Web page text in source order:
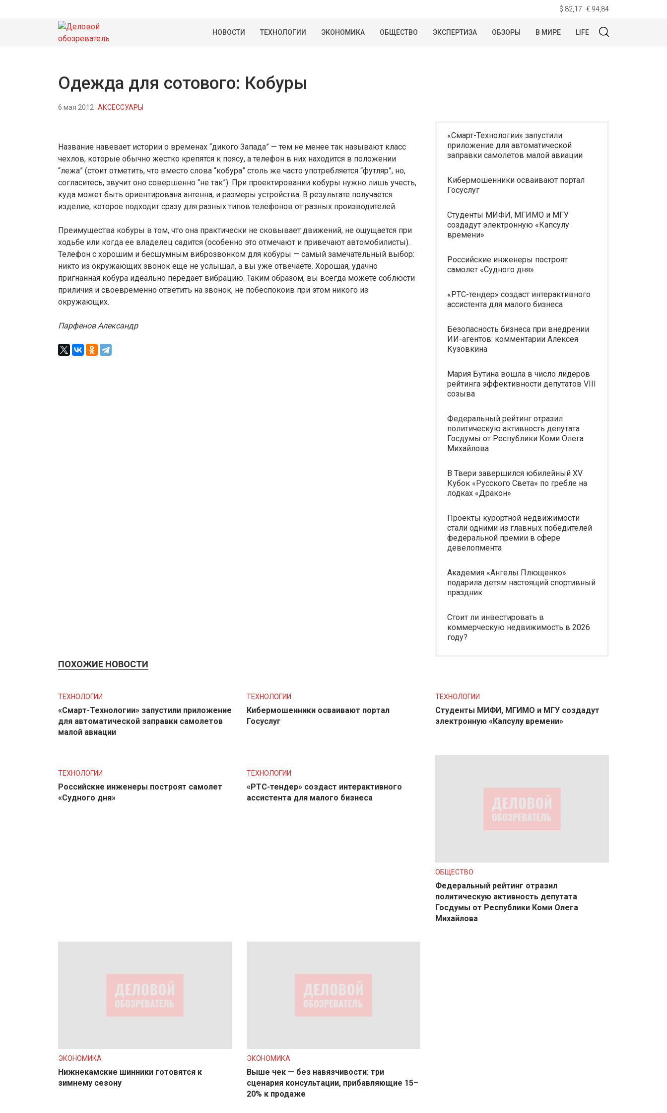
$ 82,17 € 94,84
НОВОСТИ ТЕХНОЛОГИИ ЭКОНОМИКА ОБЩЕСТВО ЭКСПЕРТИЗА ОБЗОРЫ В МИРЕ LIFE
Одежда для сотового: Кобуры
6 мая 2012 АКСЕССУАРЫ
Название навевает истории о временах “дикого Запада” — тем не менее так называют класс
чехлов, которые обычно жестко крепятся к поясу, а телефон в них находится в положении
“лежа” (стоит отметить, что вместо слова “кобура” столь же часто употребляется “футляр”, но,
согласитесь, звучит оно совершенно “не так”). При проектировании кобуры нужно лишь учесть,
куда может быть ориентирована антенна, и размеры устройства. В результате получается
изделие, которое подходит сразу для разных типов телефонов от разных производителей.
Преимущества кобуры в том, что она практически не сковывает движений, не ощущается при
ходьбе или когда ее владелец садится (особенно это отмечают и привечают автомобилисты).
Телефон с хорошим и бесшумным виброзвонком для кобуры — самый замечательный выбор:
никто из окружающих звонок еще не услышал, а вы уже отвечаете. Хорошая, удачно
пригнанная кобура идеально передает вибрацию. Таким образом, вы всегда можете соблюсти
приличия и своевременно ответить на звонок, не побеспокоив при этом никого из
окружающих.
Парфенов Александр
«Смарт-Технологии» запустили
приложение для автоматической
заправки самолетов малой авиации
Кибермошенники осваивают портал
Госуслуг
Студенты МИФИ, МГИМО и МГУ
создадут электронную «Капсулу
времени»
Российские инженеры построят
самолет «Судного дня»
«РТС-тендер» создаст интерактивного
ассистента для малого бизнеса
Безопасность бизнеса при внедрении
ИИ-агентов: комментарии Алексея
Кузовкина
Мария Бутина вошла в число лидеров
рейтинга эффективности депутатов VIII
созыва
Федеральный рейтинг отразил
политическую активность депутата
Госдумы от Республики Коми Олега
Михайлова
В Твери завершился юбилейный XV
Кубок «Русского Света» по гребле на
лодках «Дракон»
Проекты курортной недвижимости
стали одними из главных победителей
федеральной премии в сфере
девелопмента
Академия «Ангелы Плющенко»
подарила детям настоящий спортивный
праздник
Стоит ли инвестировать в
коммерческую недвижимость в 2026
году?
ПОХОЖИЕ НОВОСТИ
ТЕХНОЛОГИИ
«Смарт-Технологии» запустили приложение
для автоматической заправки самолетов
малой авиации
ТЕХНОЛОГИИ
Кибермошенники осваивают портал
Госуслуг
ТЕХНОЛОГИИ
Студенты МИФИ, МГИМО и МГУ создадут
электронную «Капсулу времени»
ТЕХНОЛОГИИ
Российские инженеры построят самолет
«Судного дня»
ТЕХНОЛОГИИ
«РТС-тендер» создаст интерактивного
ассистента для малого бизнеса
ОБЩЕСТВО
Федеральный рейтинг отразил
политическую активность депутата
Госдумы от Республики Коми Олега
Михайлова
ЭКОНОМИКА
Нижнекамские шинники готовятся к
зимнему сезону
ЭКОНОМИКА
Выше чек — без навязчивости: три
сценария консультации, прибавляющие 15–
20% к продаже